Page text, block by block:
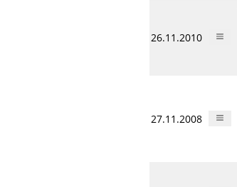
26.11.2010
27.11.2008